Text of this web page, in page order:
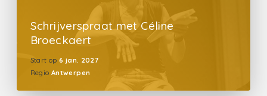
Schrijverspraat met Céline
Broeckaert
Start op 6 jan. 2027
Regio Antwerpen